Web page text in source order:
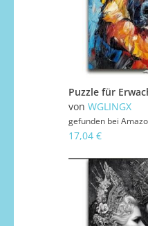
von WGLINGX
gefunden bei
17,04 €